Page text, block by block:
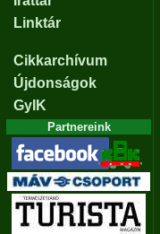
Linktár
Cikkarchívum
Újdonságok
GyIK
Partnereink